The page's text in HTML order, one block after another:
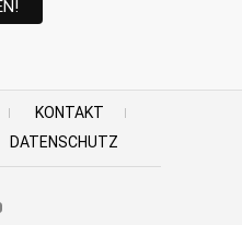
KONTAKT
DATENSCHUTZ
Youtube